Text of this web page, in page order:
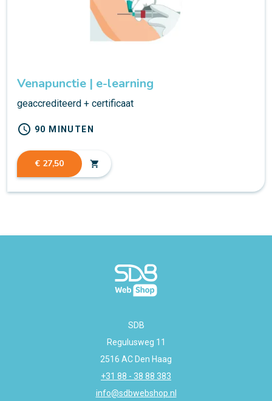
Venapunctie | e-learning
geaccrediteerd + certificaat
schedule 90 MINUTEN
€ 27,50 shopping_cart
SDB
Regulusweg 11
2516 AC Den Haag
+31 88 - 38 88 383
info@sdbwebshop.nl